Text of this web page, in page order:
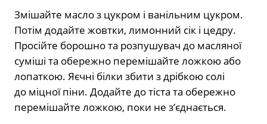
Змішайте масло з цукром і ванільним цукром.
Потім додайте жовтки, лимонний сік і цедру.
Просійте борошно та розпушувач до масляної
суміші та обережно перемішайте ложкою або
лопаткою. Яєчні білки збити з дрібкою солі
до міцної піни. Додайте до тіста та обережно
перемішайте ложкою, поки не з’єднається.